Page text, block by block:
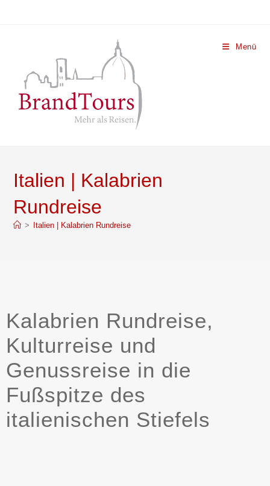
Menü
Italien | Kalabrien
Rundreise
> Italien | Kalabrien Rundreise
Kalabrien Rundreise,
Kulturreise und
Genussreise in die
Fußspitze des
italienischen Stiefels